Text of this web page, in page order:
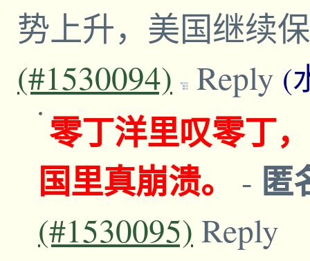
势上升，美国继续
(#1530094) Reply (
零丁洋里叹零丁
国里真崩溃。
- 匿
(#1530095) Reply